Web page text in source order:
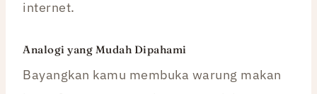
internet.
Analogi yang Mudah Dipahami
Bayangkan kamu membuka warung makan